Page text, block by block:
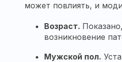
может повлиять, и
Возраст.
возникновение
Мужской пол.